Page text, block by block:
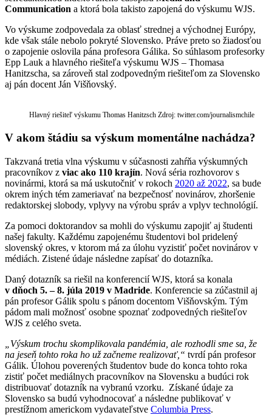
Communication a ktorá bola takisto zapojená do výskumu WJS.
Vo výskume zodpovedala za oblasť strednej a východnej Európy,
kde však stále nebolo pokryté Slovensko. Práve preto so žiadosťou
o zapojenie oslovila pána profesora Gálika. So súhlasom profesorky
Epp Lauk a hlavného riešiteľa výskumu WJS – Thomasa
Hanitzscha, sa zároveň stal zodpovedným riešiteľom za Slovensko
aj pán docent Ján Višňovský.
Hlavný riešiteľ výskumu Thomas Hanitzsch Zdroj: twitter.com/journalismchile
V akom štádiu sa výskum momentálne nachádza?
Takzvaná tretia vlna výskumu v súčasnosti zahŕňa výskumných
pracovníkov z viac ako 110 krajín. Nová séria rozhovorov s
novinármi, ktorá sa má uskutočniť v rokoch 2020 až 2022, sa bude
okrem iných tém zameriavať na bezpečnosť novinárov, zhoršenie
redaktorskej slobody, vplyvy na výrobu správ a vplyv technológií.
Za pomoci doktorandov sa mohli do výskumu zapojiť aj študenti
našej fakulty. Každému zapojenému študentovi bol pridelený
slovenský okres, v ktorom má za úlohu vyzistiť počet novinárov v
médiách. Zistené údaje následne zapísať do dotazníka.
Daný dotazník sa riešil na konferencií WJS, ktorá sa konala
v dňoch 5. – 8. júla 2019 v Madride. Konferencie sa zúčastnil aj
pán profesor Gálik spolu s pánom docentom Višňovským. Tým
pádom mali možnosť osobne spoznať zodpovedných riešiteľov
WJS z celého sveta.
„Výskum trochu skomplikovala pandémia, ale rozhodli sme sa, že
na jeseň tohto roka ho už začneme realizovať,“ tvrdí pán profesor
Gálik. Úlohou poverených študentov bude do konca tohto roka
zistiť počet mediálnych pracovníkov na Slovensku a budúci rok
distribuovať dotazník na vybranú vzorku. Získané údaje za
Slovensko sa budú vyhodnocovať a následne publikovať v
prestížnom americkom vydavateľstve Columbia Press.